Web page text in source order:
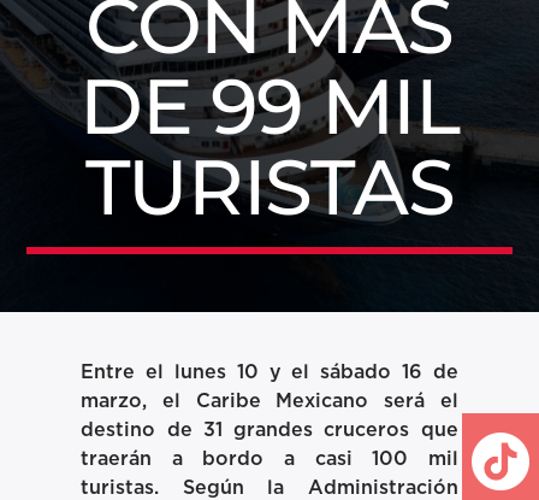
CON MÁS
DE 99 MIL
TURISTAS
Entre el lunes 10 y el sábado 16 de
marzo, el Caribe Mexicano será el
destino de 31 grandes cruceros que
traerán a bordo a casi 100 mil
turistas. Según la Administración